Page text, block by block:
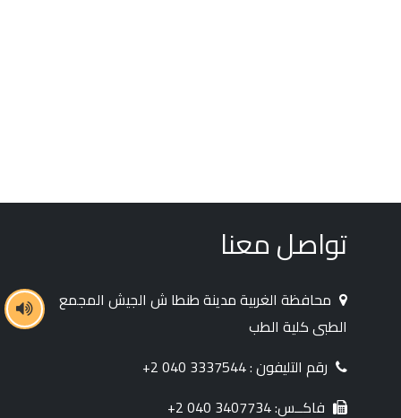
تواصل معنا
محافظة الغربية مدينة طنطا ش الجيش المجمع
الطبى كلية الطب
رقم التليفون : 3337544 040 2+
فاكــس: 3407734 040 2+